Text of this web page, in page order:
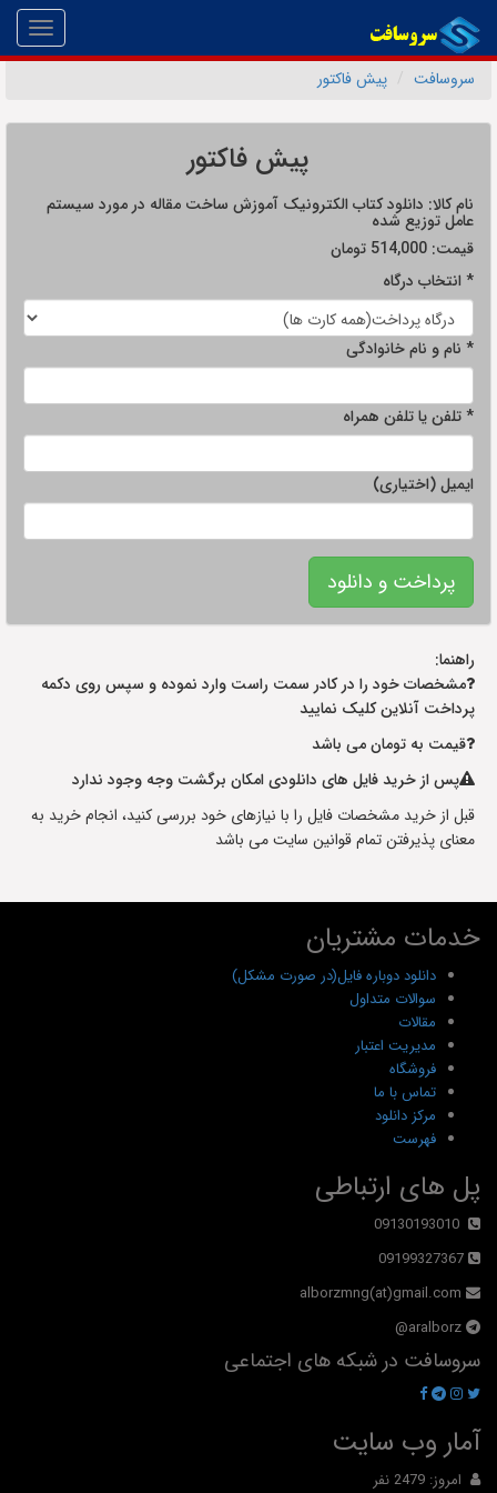
سروسافت
پیش فاکتور
پیش فاکتور
نام کالا: دانلود کتاب الکترونیک آموزش ساخت مقاله در مورد سیستم
عامل توزیع شده
قیمت: 514,000 تومان
* انتخاب درگاه
* نام و نام خانوادگی
* تلفن یا تلفن همراه
ایمیل (اختیاری)
راهنما:
مشخصات خود را در کادر سمت راست وارد نموده و سپس روی دکمه
پرداخت آنلاین کلیک نمایید
قیمت به تومان می باشد
پس از خرید فایل های دانلودی امکان برگشت وجه وجود ندارد
قبل از خرید مشخصات فایل را با نیازهای خود بررسی کنید، انجام خرید به
معنای پذیرفتن تمام قوانین سایت می باشد
خدمات مشتریان
دانلود دوباره فایل(در صورت مشکل)
سوالات متداول
مقالات
مدیریت اعتبار
فروشگاه
تماس با ما
مرکز دانلود
فهرست
پل های ارتباطی
09130193010
09199327367
alborzmng(at)gmail.com
aralborz@
سروسافت در شبکه های اجتماعی
آمار وب سایت
امروز: 2479 نفر